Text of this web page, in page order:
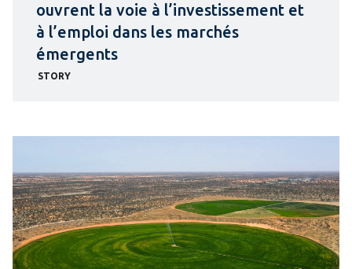
ouvrent la voie à l’investissement et
à l’emploi dans les marchés
émergents
STORY